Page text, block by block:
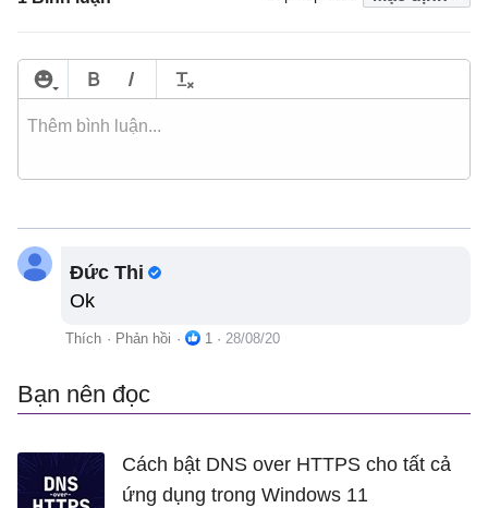
Đức Thi
Ok
Thích · Phản hồi · 1 · 28/08/20
Bạn nên đọc
Cách bật DNS over HTTPS cho tất cả
ứng dụng trong Windows 11